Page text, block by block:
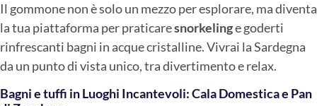
Il gommone non è solo un mezzo per esplorare, ma diventa
la tua piattaforma per praticaresnorkelinge goderti
rinfrescanti bagni in acque cristalline. Vivrai la Sardegna
da un punto di vista unico, tra divertimento e relax.
Bagni e tuffi in Luoghi Incantevoli: Cala Domestica e Pan